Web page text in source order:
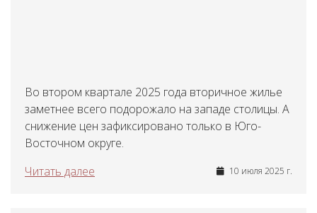
Во втором квартале 2025 года вторичное жилье
заметнее всего подорожало на западе столицы. А
снижение цен зафиксировано только в Юго-
Восточном округе.
Читать далее
10 июля 2025 г.